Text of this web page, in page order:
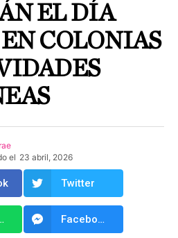
EL DÍA
COLONIAS
el 23 abril, 2026
Twitter
Facebook Messenger